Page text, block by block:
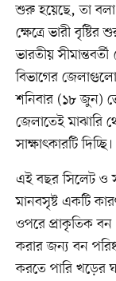
শুরু হয়েছে, তা বলা
ক্ষেত্রে ভারী
ভারতীয়
বিভাগের
শনিবার (১৮ জুন)
জেলাতেই মাঝারি
সাক্ষাৎকারটি দিচ্ছি।
এই বছর সিলেট ও
মানবসৃষ্ট একটি
ওপরে প্রাকৃতিক বন
করার জন্য বন
করতে পারি খড়ের